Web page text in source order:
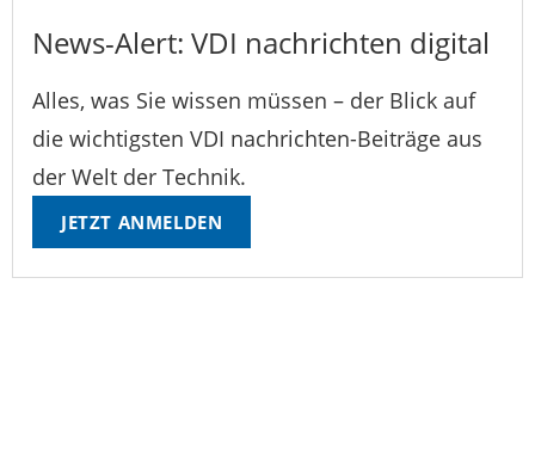
News-Alert: VDI nachrichten digital
Alles, was Sie wissen müssen – der Blick auf
die wichtigsten VDI nachrichten-Beiträge aus
der Welt der Technik.
JETZT ANMELDEN